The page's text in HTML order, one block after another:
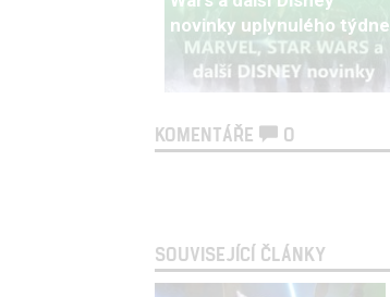
novinky uplynulého týdne
KOMENTÁŘE 0
SOUVISEJÍCÍ ČLÁNKY